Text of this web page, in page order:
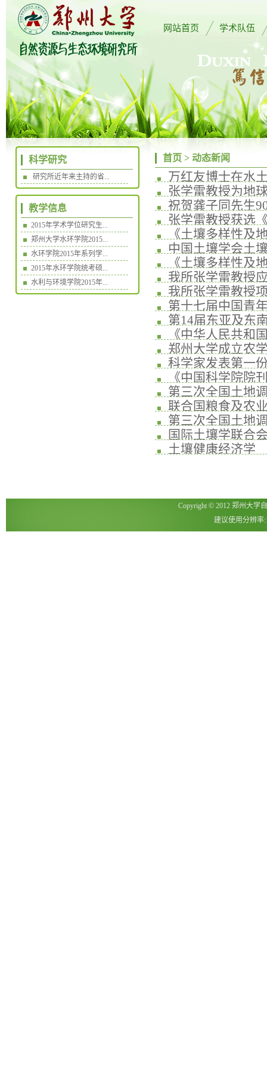
网站首页 学术队伍
科学研究
研究所近年来主持的省...
教学信息
2015年学术学位研究生...
郑州大学水环学院2015...
水环学院2015年系列学...
2015年水环学院统考硕...
水利与环境学院2015年...
首页 > 动态新闻
万红友博士在水
展张学雷教授为地
祝贺龚子同先生
张学雷教授获选
《土壤多样性及
版发行
中国土壤学会土
与信息专业...
《土壤多样性及
版发行
我所张学雷教授
我所张学雷教授
第十七届中国青
与肥料科学...
第14届东亚及东
《中华人民共和
郑州大学成立农
科学家发表第一
《中国科学院院
第三次全国土地
联合国粮食及农
第三次全国土地
国际土壤学联合
价土壤健康经济学
Copyright © 2012 郑州大学
建议使用分辨率